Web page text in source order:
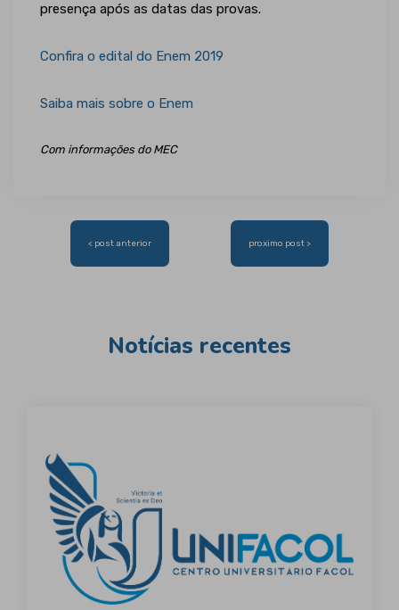
presença após as datas das provas.
Confira o edital do Enem 2019
Saiba mais sobre o Enem
Com informações do MEC
Navegação
< post anterior proximo post >
Notícias recentes